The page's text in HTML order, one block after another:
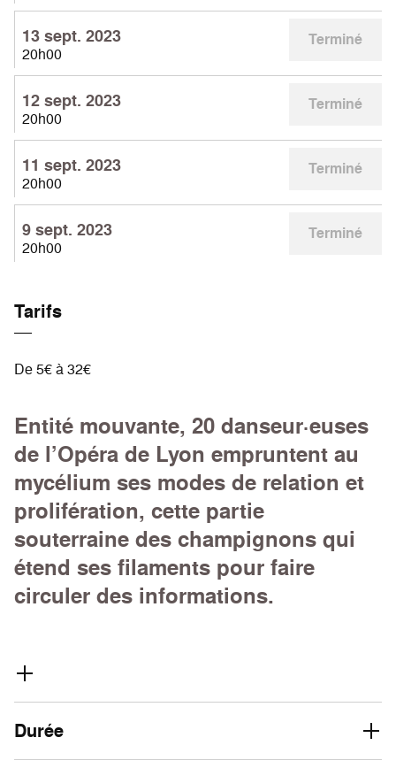
13 sept. 2023
20h00
Terminé
12 sept. 2023
20h00
Terminé
11 sept. 2023
20h00
Terminé
9 sept. 2023
20h00
Terminé
Tarifs
De 5€ à 32€
Entité mouvante, 20 danseur·euses
de l’Opéra de Lyon empruntent au
mycélium ses modes de relation et
prolifération, cette partie
souterraine des champignons qui
étend ses filaments pour faire
circuler des informations.
Durée